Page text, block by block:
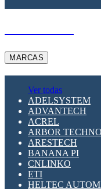
MARCAS
Ver todas
ADELSYSTEM
ADVANTECH
ACREL
ARBOR
ARESTECH
BANANA PI
CNLINKO
ETI
HELTEC